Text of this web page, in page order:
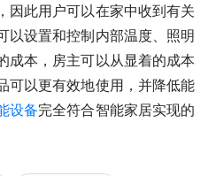
因此用户可以在家中收到有关
以设置和控制内部温度、照明
成本，房主可以从显着的成本
可以更有效地使用，并降低能
设备完全符合智能家居实现的